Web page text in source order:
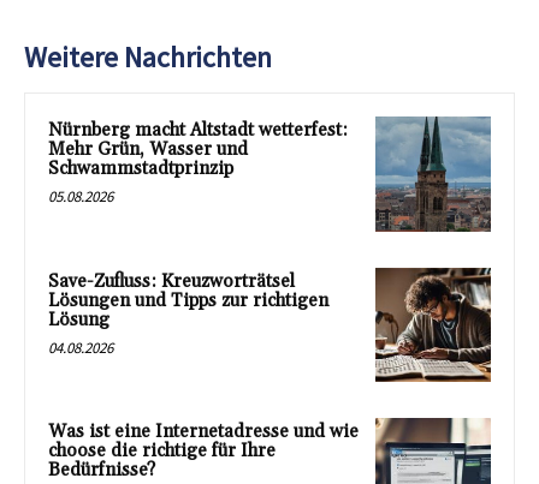
Weitere Nachrichten
Nürnberg macht Altstadt wetterfest:
Mehr Grün, Wasser und
Schwammstadtprinzip
05.08.2026
Save-Zufluss: Kreuzworträtsel
Lösungen und Tipps zur richtigen
Lösung
04.08.2026
Was ist eine Internetadresse und wie
choose die richtige für Ihre
Bedürfnisse?